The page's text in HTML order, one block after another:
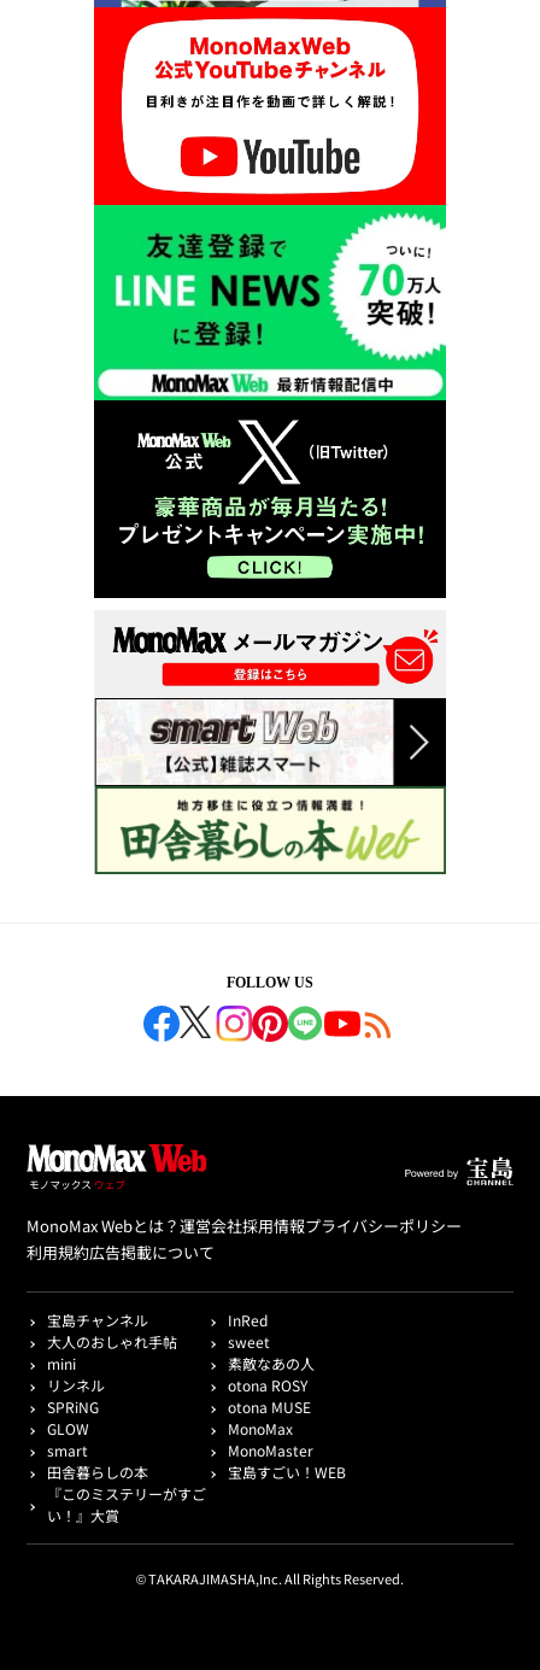
FOLLOW US
MonoMax Webとは？運営会社採用情報プライバシーポリシー
利用規約広告掲載について
宝島チャンネル
InRed
大人のおしゃれ手帖
sweet
mini
素敵なあの人
リンネル
otona ROSY
SPRiNG
otona MUSE
GLOW
MonoMax
smart
MonoMaster
田舎暮らしの本
宝島すごい！WEB
『このミステリーがすご
い！』大賞
© TAKARAJIMASHA,Inc. All Rights Reserved.